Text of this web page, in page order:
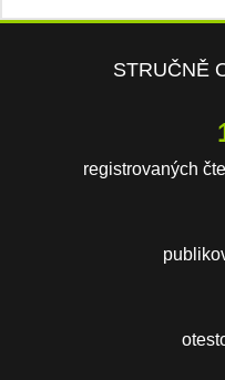
STRUČNĚ
registrovaných